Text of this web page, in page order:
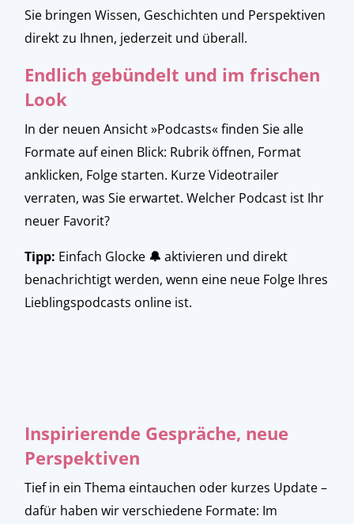
Sie bringen Wissen, Geschichten und Perspektiven
direkt zu Ihnen, jederzeit und überall.
Endlich gebündelt und im frischen
Look
In der neuen Ansicht »Podcasts« finden Sie alle
Formate auf einen Blick: Rubrik öffnen, Format
anklicken, Folge starten. Kurze Videotrailer
verraten, was Sie erwartet. Welcher Podcast ist Ihr
neuer Favorit?
Tipp: Einfach Glocke 🔔 aktivieren und direkt
benachrichtigt werden, wenn eine neue Folge Ihres
Lieblingspodcasts online ist.
Inspirierende Gespräche, neue
Perspektiven
Tief in ein Thema eintauchen oder kurzes Update –
dafür haben wir verschiedene Formate: Im